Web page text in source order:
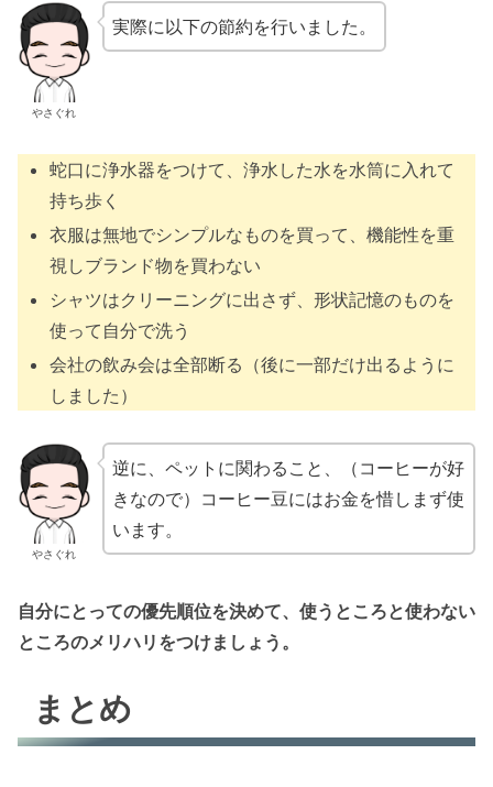
やさぐれ
実際に以下の節約を行いました。
蛇口に浄水器をつけて、浄水した水を水筒に入れて
持ち歩く
衣服は無地でシンプルなものを買って、機能性を重
視しブランド物を買わない
シャツはクリーニングに出さず、形状記憶のものを
使って自分で洗う
会社の飲み会は全部断る（後に一部だけ出るように
しました）
やさぐれ
逆に、ペットに関わること、（コーヒーが好
きなので）コーヒー豆にはお金を惜しまず使
います。
自分にとっての優先順位を決めて、使うところと使わない
ところのメリハリをつけましょう。
まとめ